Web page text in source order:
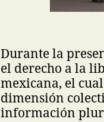
Durante la
el derecho a la
mexicana, el
dimensión
información